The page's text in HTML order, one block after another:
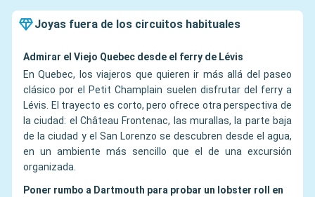
Joyas fuera de los circuitos habituales
Admirar el Viejo Quebec desde el ferry de Lévis
En Quebec, los viajeros que quieren ir más allá del paseo
clásico por el Petit Champlain suelen disfrutar del ferry a
Lévis. El trayecto es corto, pero ofrece otra perspectiva de
la ciudad: el Château Frontenac, las murallas, la parte baja
de la ciudad y el San Lorenzo se descubren desde el agua,
en un ambiente más sencillo que el de una excursión
organizada.
Poner rumbo a Dartmouth para probar un lobster roll en